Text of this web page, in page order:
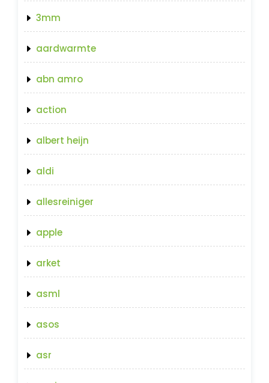
3mm
aardwarmte
abn amro
action
albert heijn
aldi
allesreiniger
apple
arket
asml
asos
asr